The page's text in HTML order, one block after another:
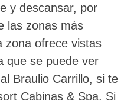
y descansar, por
las zonas más
zona ofrece vistas
que se puede ver
Braulio Carrillo, si te
Cabinas & Spa. Si